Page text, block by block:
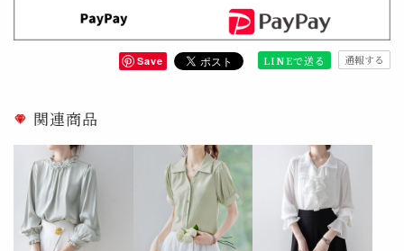
Save LINEで送る 通報する
関連商品